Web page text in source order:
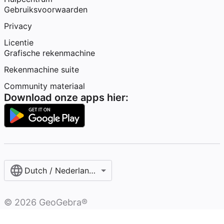
Gebruiksvoorwaarden
Privacy
Licentie
Grafische rekenmachine
Rekenmachine suite
Community materiaal
Download onze apps hier:
Dutch / Nederlands‎ (België)‎
© 2026 GeoGebra®